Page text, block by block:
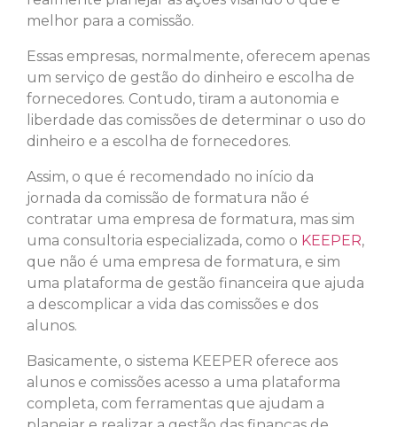
melhor para a comissão.
Essas empresas, normalmente, oferecem apenas
um serviço de gestão do dinheiro e escolha de
fornecedores. Contudo, tiram a autonomia e
liberdade das comissões de determinar o uso do
dinheiro e a escolha de fornecedores.
Assim, o que é recomendado no início da
jornada da comissão de formatura não é
contratar uma empresa de formatura, mas sim
uma consultoria especializada, como o KEEPER,
que não é uma empresa de formatura, e sim
uma plataforma de gestão financeira que ajuda
a descomplicar a vida das comissões e dos
alunos.
Basicamente, o sistema KEEPER oferece aos
alunos e comissões acesso a uma plataforma
completa, com ferramentas que ajudam a